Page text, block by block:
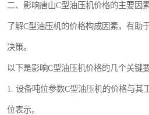
二、影响唐山C型油压机价格的主要因
了解C型油压机的价格构成因素，有助
决策。
以下是影响C型油压机价格的几个关键要
1. 设备吨位参数C型油压机的价格与其
位表示。